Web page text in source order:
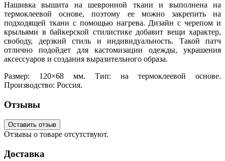
Нашивка вышита на шевронной ткани и выполнена на
термоклеевой основе, поэтому ее можно закрепить на
подходящей ткани с помощью нагрева. Дизайн с черепом и
крыльями в байкерской стилистике добавит вещи характер,
свободу, дерзкий стиль и индивидуальность. Такой патч
отлично подойдет для кастомизации одежды, украшения
аксессуаров и создания выразительного образа.
Размер: 120×68 мм. Тип: на термоклеевой основе.
Производство: Россия.
Отзывы
Оставить отзыв
Отзывы о товаре отсутствуют.
Доставка